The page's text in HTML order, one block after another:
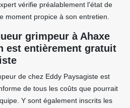
vérifie préalablement l'état de
moment propice à son entretien.
grimpeur à Ahaxe
est entièrement gratuit
de chez Eddy Paysagiste est
de tous les coûts que pourrait
Y sont également inscrits les